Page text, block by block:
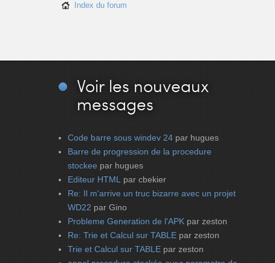
Index du forum
Voir les nouveaux
messages
Code barre sous windev 24 par hugues
Barre de progression de la procedure
stockee par hugues
Editeur HTML par cbekier
Re: Il m'arrive un truc bizarre avec un projet
WD22 par Gino
Probleme Generation de l'APK par zeston
Re: Trie et Calcul sur TABLE par zeston
Trie et Calcul sur TABLE par zeston